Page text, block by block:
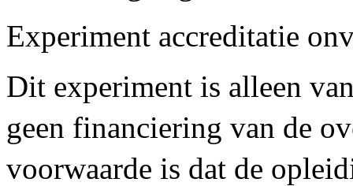
Experiment accreditatie
Dit experiment is alleen
geen financiering van de
voorwaarde is dat de